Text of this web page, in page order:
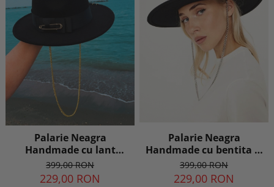
Palarie Neagra
Handmade cu lant
detasabil
399,00 RON
229,00 RON
Palarie Neagra
Handmade cu bentita si
lant si accesoriu la
alegere
399,00 RON
229,00 RON